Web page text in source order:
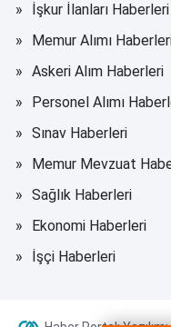
İşkur İlanları Haberleri
Memur Alımı
Askeri Alım Haberleri
Personel Alımı
Sınav Haberleri
Memur Mevzuat
Sağlık Haberleri
Ekonomi Haberleri
İşçi Haberleri